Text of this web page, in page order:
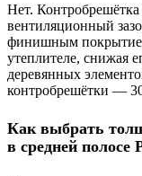
Нет.
вентиляционный
финишным
утеплителе, снижая
деревянных
контробрешётки —
Как выбрать
в средней полосе